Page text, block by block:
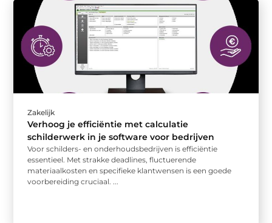
Zakelijk
Verhoog je efficiëntie met calculatie
schilderwerk in je software voor bedrijven
Voor schilders- en onderhoudsbedrijven is efficiëntie
essentieel. Met strakke deadlines, fluctuerende
materiaalkosten en specifieke klantwensen is een goede
voorbereiding cruciaal. ...